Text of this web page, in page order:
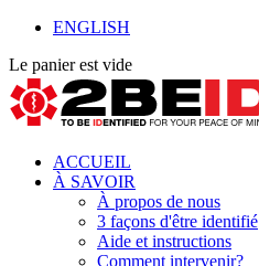
ENGLISH
Le panier est vide
ACCUEIL
À SAVOIR
À propos de nous
3 façons d'être identifié
Aide et instructions
Comment intervenir?